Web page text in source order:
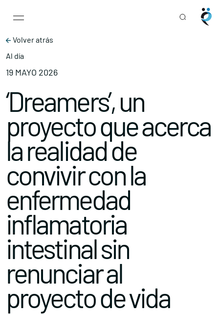
Main Navigation
Volver atrás
Al día
19 MAYO 2026
‘Dreamers’, un
proyecto que acerca
la realidad de
convivir con la
enfermedad
inflamatoria
intestinal sin
renunciar al
proyecto de vida